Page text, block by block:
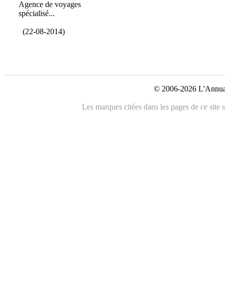
Agence de voyages
spécialisé...
(22-08-2014)
© 2006-2026
Les marques citées dans les pages de ce